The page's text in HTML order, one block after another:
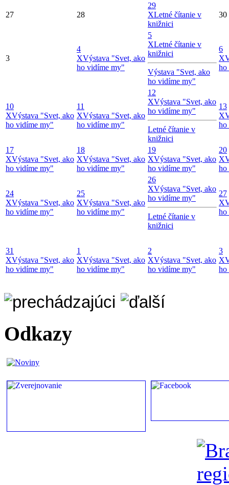
27 28
29
XLetné čítanie v
knižnici
30
3
4
XVýstava "Svet, ako
ho vidíme my"
5
XLetné čítanie v
knižnici
Výstava "Svet, ako
ho vidíme my"
6
X
ho
10
XVýstava "Svet, ako
ho vidíme my"
11
XVýstava "Svet, ako
ho vidíme my"
12
XVýstava "Svet, ako
ho vidíme my"
Letné čítanie v
knižnici
13
X
ho
17
XVýstava "Svet, ako
ho vidíme my"
18
XVýstava "Svet, ako
ho vidíme my"
19
XVýstava "Svet, ako
ho vidíme my"
20
X
ho
24
XVýstava "Svet, ako
ho vidíme my"
25
XVýstava "Svet, ako
ho vidíme my"
26
XVýstava "Svet, ako
ho vidíme my"
Letné čítanie v
knižnici
27
X
ho
31
XVýstava "Svet, ako
ho vidíme my"
1
XVýstava "Svet, ako
ho vidíme my"
2
XVýstava "Svet, ako
ho vidíme my"
3
X
ho
Odkazy